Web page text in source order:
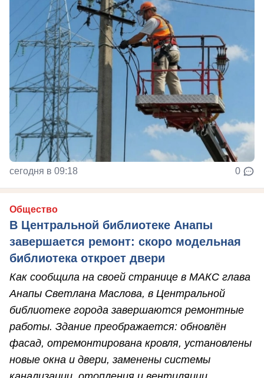
сегодня в 09:18 0
Общество
В Центральной библиотеке Анапы
завершается ремонт: скоро модельная
библиотека откроет двери
Как сообщила на своей странице в МАКС глава
Анапы Светлана Маслова, в Центральной
библиотеке города завершаются ремонтные
работы. Здание преображается: обновлён
фасад, отремонтирована кровля, установлены
новые окна и двери, заменены системы